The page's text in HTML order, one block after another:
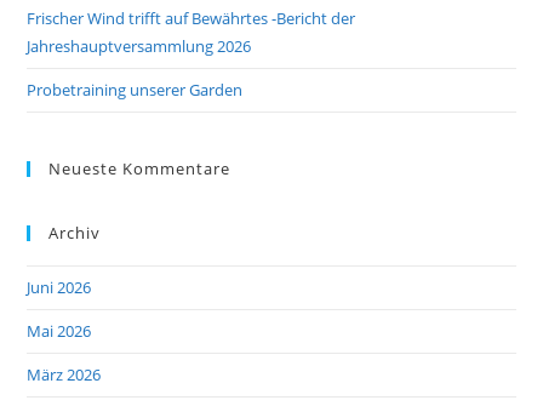
Frischer Wind trifft auf Bewährtes -Bericht der
Jahreshauptversammlung 2026
Probetraining unserer Garden
Neueste Kommentare
Archiv
Juni 2026
Mai 2026
März 2026